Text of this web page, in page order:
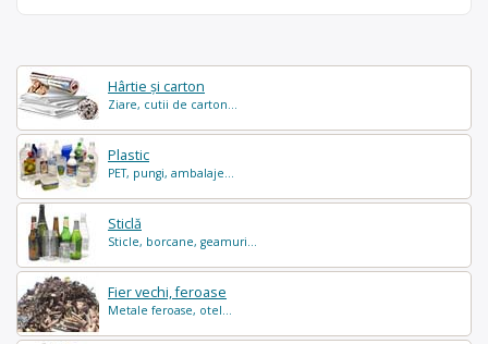
Hârtie și carton
Ziare, cutii de carton...
Plastic
PET, pungi, ambalaje...
Sticlă
Sticle, borcane, geamuri...
Fier vechi, feroase
Metale feroase, otel...